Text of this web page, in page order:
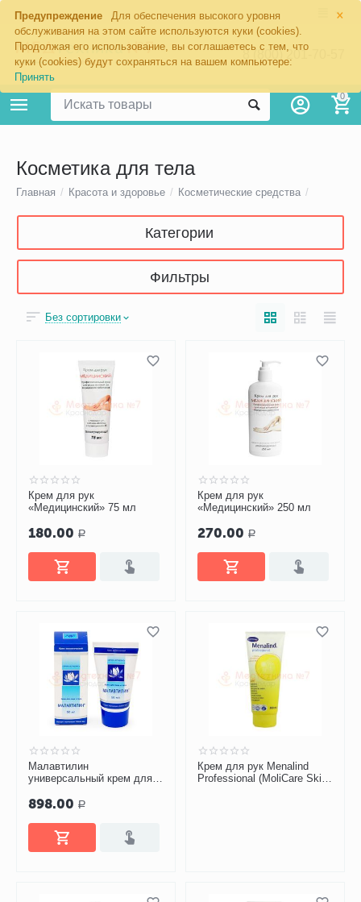
×
Предупреждение
Для обеспечения высокого уровня
обслуживания на этом сайте используются куки (cookies).
Продолжая его использование, вы соглашаетесь с тем, что
куки (cookies) будут сохраняться на вашем компьютере:
Принять
8 (800) 201-70-57
0
Косметика для тела
Главная / Красота и здоровье / Косметические средства /
Категории
Фильтры
Без сортировки
Крем для рук
«Медицинский» 75 мл
180.00 Р
Крем для рук
«Медицинский» 250 мл
270.00 Р
Малавтилин
универсальный крем для
898.00 Р
Крем для рук Menalind
Professional (MoliCare Skin)